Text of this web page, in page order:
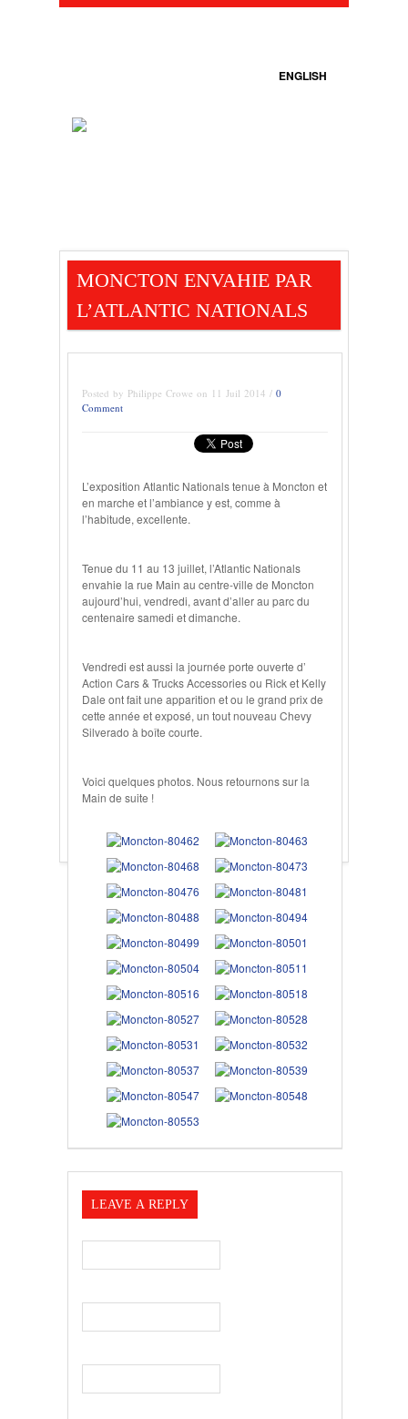
ENGLISH
MONCTON ENVAHIE PAR
L’ATLANTIC NATIONALS
Posted by Philippe Crowe on 11 Juil 2014 / 0
Comment
L’exposition Atlantic Nationals tenue à Moncton et
en marche et l’ambiance y est, comme à
l’habitude, excellente.
Tenue du 11 au 13 juillet, l’Atlantic Nationals
envahie la rue Main au centre-ville de Moncton
aujourd’hui, vendredi, avant d’aller au parc du
centenaire samedi et dimanche.
Vendredi est aussi la journée porte ouverte d’
Action Cars & Trucks Accessories ou Rick et Kelly
Dale ont fait une apparition et ou le grand prix de
cette année et exposé, un tout nouveau Chevy
Silverado à boîte courte.
Voici quelques photos. Nous retournons sur la
Main de suite !
LEAVE A REPLY